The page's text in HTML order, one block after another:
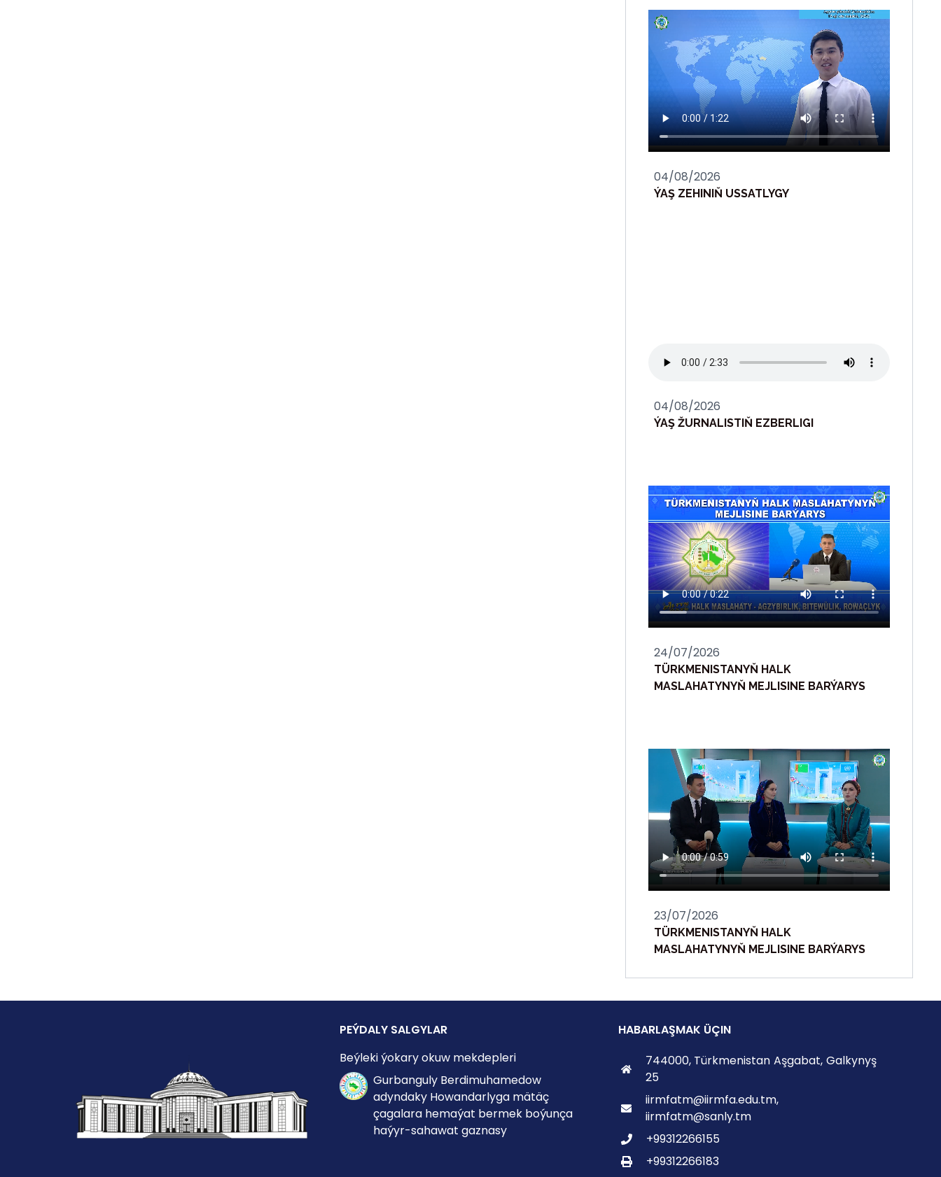
04/08/2026
ÝAŞ ZEHINIŇ USSATLYGY
04/08/2026
ÝAŞ ŽURNALISTIŇ EZBERLIGI
24/07/2026
TÜRKMENISTANYŇ HALK
MASLAHATYNYŇ MEJLISINE BARÝARYS
23/07/2026
TÜRKMENISTANYŇ HALK
MASLAHATYNYŇ MEJLISINE BARÝARYS
PEÝDALY SALGYLAR
Beýleki ýokary okuw mekdepleri
Gurbanguly Berdimuhamedow
adyndaky Howandarlyga mätäç
çagalara hemaýat bermek boýunça
haýyr-sahawat gaznasy
HABARLAŞMAK ÜÇIN
744000, Türkmenistan Aşgabat, Galkynyş
25
iirmfatm@iirmfa.edu.tm,
iirmfatm@sanly.tm
+99312266155
+99312266183